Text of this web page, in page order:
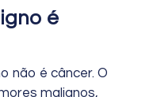
é
não é câncer. O
malignos,